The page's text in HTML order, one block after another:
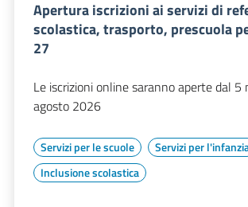
Apertura iscrizioni ai servizi di
scolastica, trasporto, prescuola
27
Le iscrizioni online saranno aperte dal 5
agosto 2026
Servizi per le scuole
Servizi per
Inclusione scolastica